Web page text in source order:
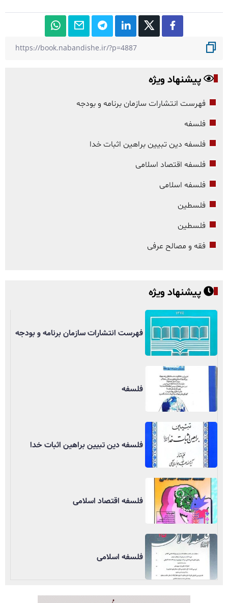
پیشنهاد ویژه
فهرست انتشارات سازمان برنامه و بودجه
فلسفه
فلسفه دین تبیین براهین اثبات خدا
فلسفه اقتصاد اسلامی
فلسفه اسلامی
فلسطین
فلسطین
فقه و مصالح عرفی
پیشنهاد ویژه
فهرست انتشارات سازمان برنامه و بودجه
فلسفه
فلسفه دین تبیین براهین اثبات خدا
فلسفه اقتصاد اسلامی
فلسفه اسلامی